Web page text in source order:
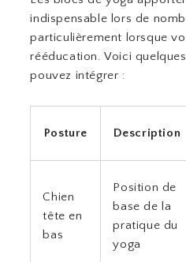
indispensable lors de
particulièrement lorsque
rééducation. Voici
pouvez intégrer :
Posture Description
Chien
tête en
bas
Position de
base de la
pratique du
yoga